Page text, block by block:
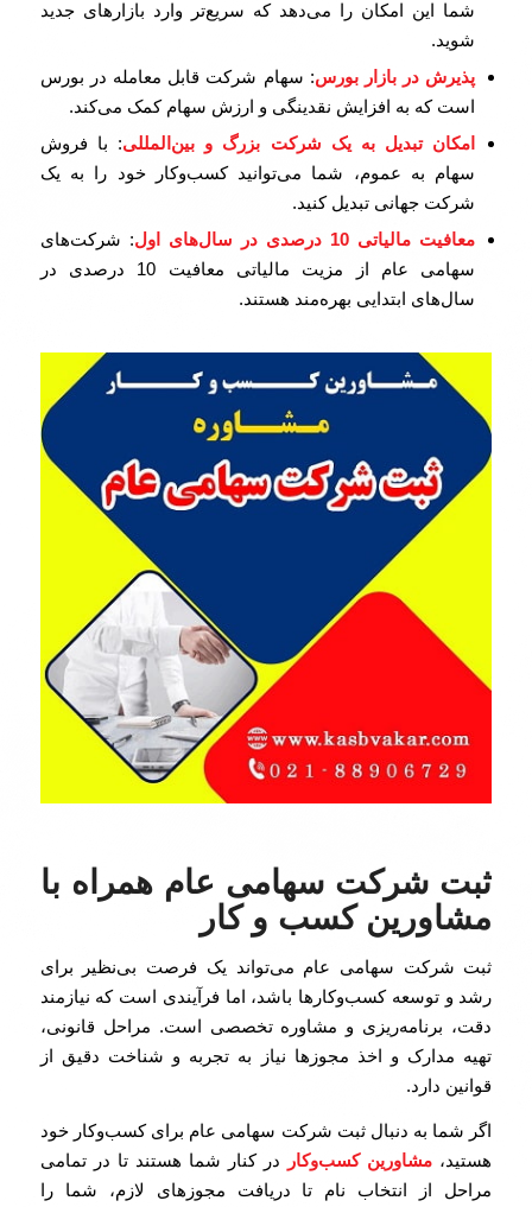
شما این امکان را می‌دهد که سریع‌تر وارد بازارهای جدید
شوید.
پذیرش در بازار بورس: سهام شرکت قابل معامله در بورس
است که به افزایش نقدینگی و ارزش سهام کمک می‌کند.
امکان تبدیل به یک شرکت بزرگ و بین‌المللی: با فروش
سهام به عموم، شما می‌توانید کسب‌وکار خود را به یک
شرکت جهانی تبدیل کنید.
معافیت مالیاتی 10 درصدی در سال‌های اول
: شرکت‌های
سهامی عام از مزیت مالیاتی معافیت 10 درصدی در
سال‌های ابتدایی بهره‌مند هستند.
ثبت شرکت سهامی عام همراه با
مشاورین کسب و کار
ثبت شرکت سهامی عام می‌تواند یک فرصت بی‌نظیر برای
رشد و توسعه کسب‌وکارها باشد، اما فرآیندی است که نیازمند
دقت، برنامه‌ریزی و مشاوره تخصصی است. مراحل قانونی،
تهیه مدارک و اخذ مجوزها نیاز به تجربه و شناخت دقیق از
قوانین دارد.
اگر شما به دنبال ثبت شرکت سهامی عام برای کسب‌وکار خود
هستید، مشاورین کسب‌وکار
در کنار شما هستند تا در تمامی
مراحل از انتخاب نام تا دریافت مجوزهای لازم، شما را